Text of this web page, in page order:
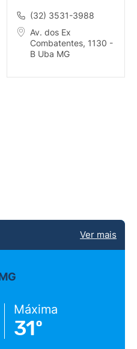
(32) 3531-3988
Av. dos Ex
Combatentes, 1130 -
B Uba MG
Ver mais
Máxima
31º